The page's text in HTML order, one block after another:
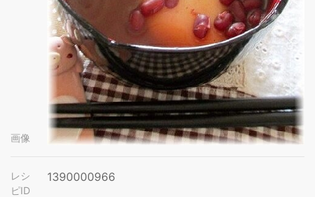
画像
レシ
ピID
1390000966